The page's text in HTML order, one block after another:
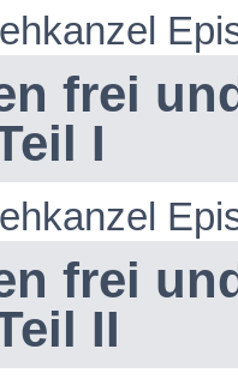
frei
I
frei
II